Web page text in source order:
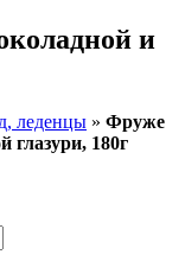
и
леденцы » Фруже
глазури, 180г